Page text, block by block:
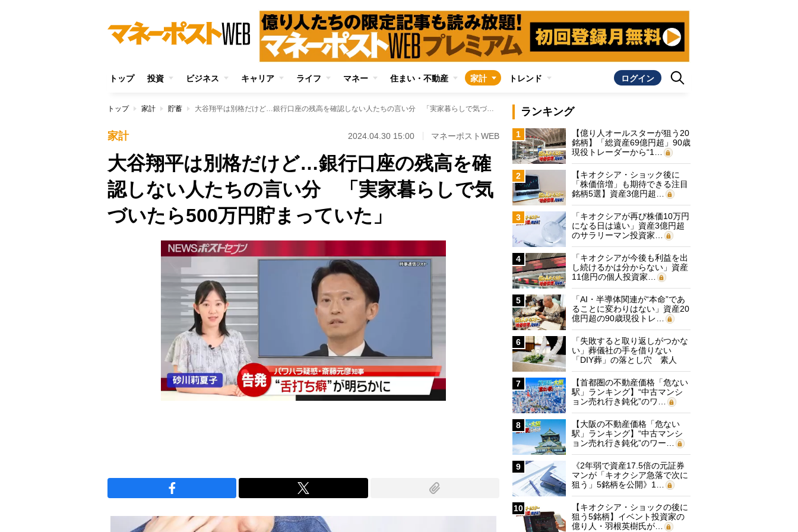
トップ 投資 ビジネス キャリア ライフ マネー 住まい・不動産 家計 トレンド ログイン
トップ 家計 貯蓄 大谷翔平は別格だけど…銀行口座の残高を確認しない人たちの言い分 「実家暮らしで気づいたら500万円貯まっていた」
家計 2024.04.30 15:00 マネーポストWEB
大谷翔平は別格だけど…銀行口座の残高を確
認しない人たちの言い分 「実家暮らしで気
づいたら500万円貯まっていた」
ランキング
1
【億り人オールスターが狙う20
銘柄】「総資産69億円超」90歳
現役トレーダーから“1…
2
【キオクシア・ショック後に
「株価倍増」も期待できる注目
銘柄5選】資産3億円超…
3
「キオクシアが再び株価10万円
になる日は遠い」資産3億円超
のサラリーマン投資家…
4
「キオクシアが今後も利益を出
し続けるかは分からない」資産
11億円の個人投資家…
5
「AI・半導体関連が“本命”であ
ることに変わりはない」資産20
億円超の90歳現役トレ…
6
「失敗すると取り返しがつかな
い」葬儀社の手を借りない
「DIY葬」の落とし穴 素人
に…
7
【首都圏の不動産価格「危ない
駅」ランキング】“中古マンシ
ョン売れ行き鈍化”のワ…
8
【大阪の不動産価格「危ない
駅」ランキング】“中古マンシ
ョン売れ行き鈍化”のワー…
9
《2年弱で資産17.5倍の元証券
マンが「キオクシア急落で次に
狙う」5銘柄を公開》1…
10
【キオクシア・ショックの後に
狙う5銘柄】イベント投資家の
億り人・羽根英樹氏が…